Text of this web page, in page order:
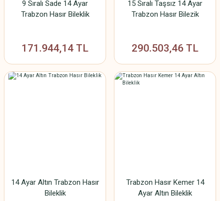
9 Sıralı Sade 14 Ayar
Trabzon Hasır Bileklik
171.944,14 TL
15 Sıralı Taşsız 14 Ayar
Trabzon Hasır Bilezik
290.503,46 TL
14 Ayar Altın Trabzon Hasır
Bileklik
Trabzon Hasır Kemer 14
Ayar Altın Bileklik